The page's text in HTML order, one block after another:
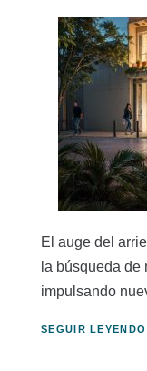
El auge del
la búsqueda de
impulsando
SEGUIR LEYENDO